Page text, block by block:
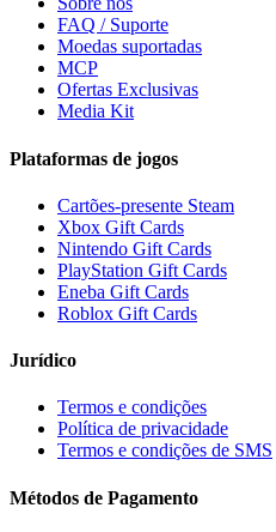
FAQ / Suporte
Moedas suportadas
MCP
Ofertas Exclusivas
Media Kit
Plataformas de jogos
Cartões-presente Steam
Xbox Gift Cards
Nintendo Gift Cards
PlayStation Gift Cards
Eneba Gift Cards
Roblox Gift Cards
Jurídico
Termos e condições
Política de privacidade
Termos e condições de SMS
Métodos de Pagamento